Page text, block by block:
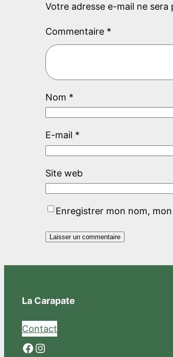
Votre adresse e-mail ne sera
Commentaire *
Nom *
E-mail *
Site web
Enregistrer mon nom,
La Carapate
Contact
Facebook Instagram